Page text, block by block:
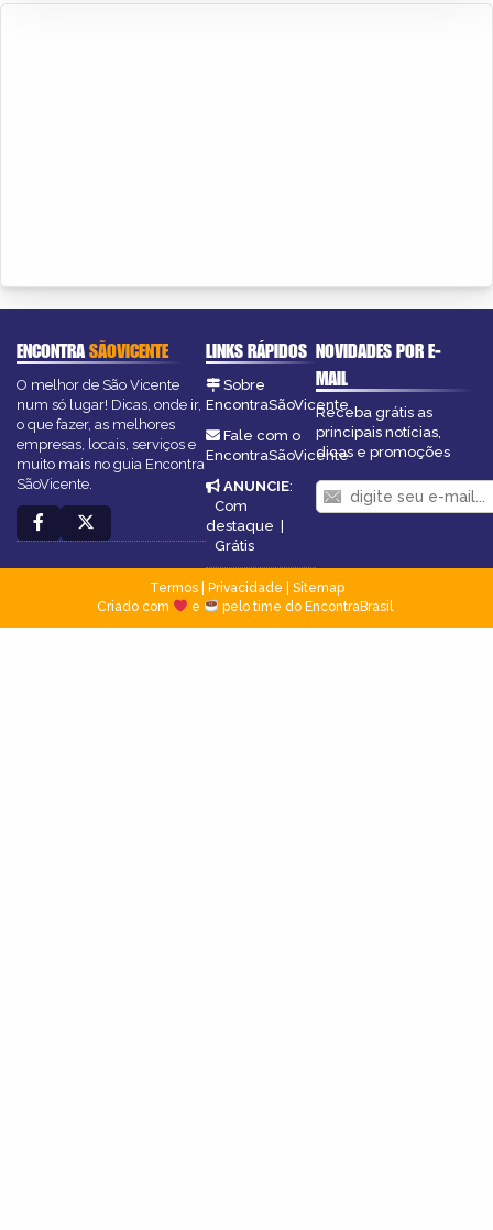
ENCONTRASÃOVICENTE
O melhor de São Vicente
num só lugar! Dicas, onde ir,
o que fazer, as melhores
empresas, locais, serviços e
muito mais no guia Encontra
SãoVicente.
LINKS RÁPIDOS
Sobre
EncontraSãoVicente
Fale com o
EncontraSãoVicente
ANUNCIE:
Com
destaque |
Grátis
NOVIDADES POR E-
MAIL
Receba grátis as
principais notícias,
dicas e promoções
Termos| Privacidade
Sitemap
Criado com
e pelo time do EncontraBrasil